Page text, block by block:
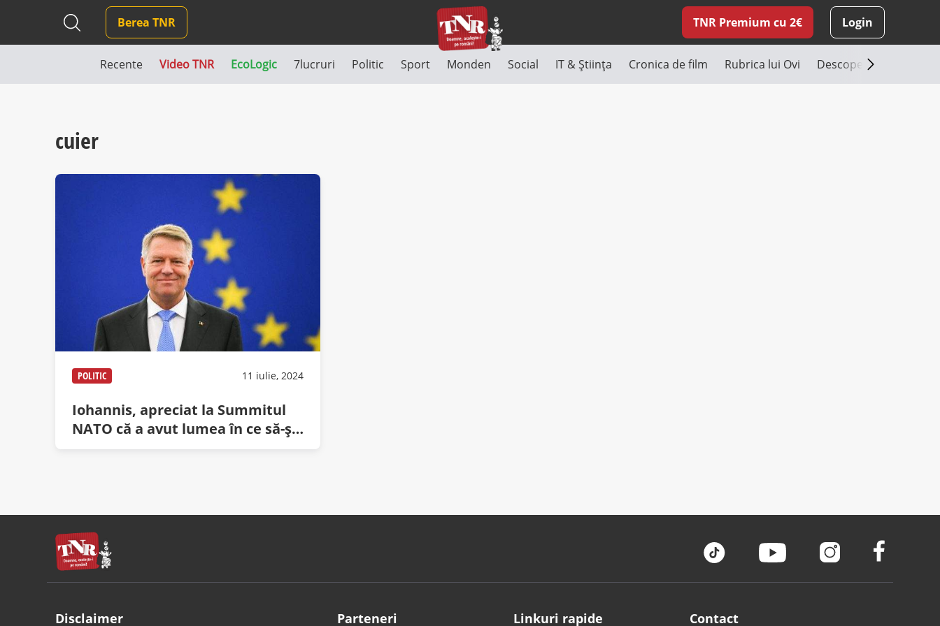
Berea TNR TNR Premium cu 2€ Login
Recente Video TNR EcoLogic 7lucruri Politic Sport Monden Social IT & Știința Cronica de film Rubrica lui Ovi Descoperă România
cuier
POLITIC 11 iulie, 2024
Iohannis, apreciat la Summitul
NATO că a avut lumea în ce să-și
agațe hainele
Disclaimer Parteneri Linkuri rapide Contact